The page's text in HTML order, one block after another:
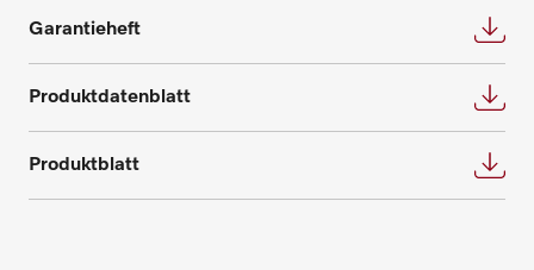
Garantieheft
Produktdatenblatt
Produktblatt